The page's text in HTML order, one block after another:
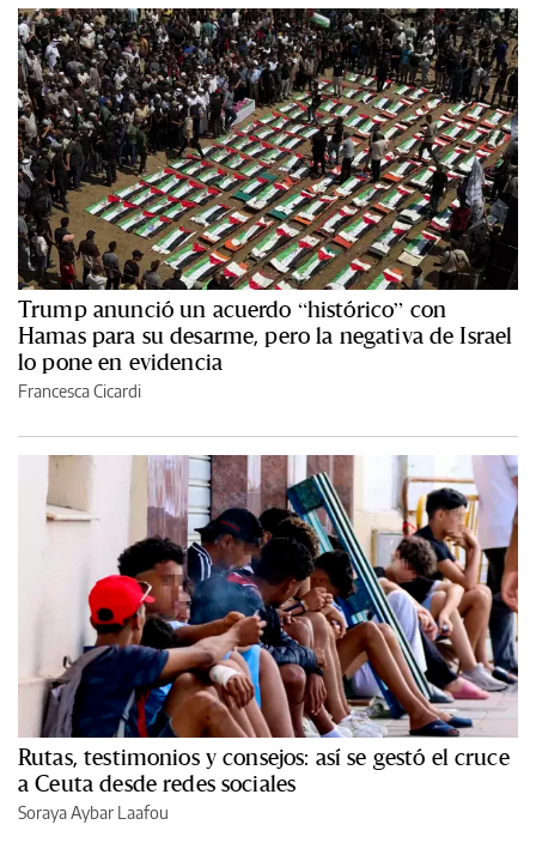
Trump anunció un acuerdo “histórico” con
Hamas para su desarme, pero la negativa de Israel
lo pone en evidencia
Francesca Cicardi
Rutas, testimonios y consejos: así se gestó el cruce
a Ceuta desde redes sociales
Soraya Aybar Laafou